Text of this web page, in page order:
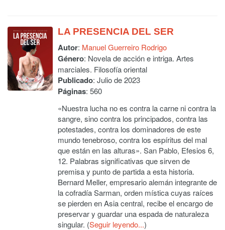
LA PRESENCIA DEL SER
Autor: Manuel Guerreiro Rodrigo
Género: Novela de acción e intriga. Artes
marciales. Filosofía oriental
Publicado: Julio de 2023
Páginas: 560
«Nuestra lucha no es contra la carne ni contra la
sangre, sino contra los principados, contra las
potestades, contra los dominadores de este
mundo tenebroso, contra los espíritus del mal
que están en las alturas». San Pablo, Efesios 6,
12. Palabras significativas que sirven de
premisa y punto de partida a esta historia.
Bernard Meller, empresario alemán integrante de
la cofradía Sarman, orden mística cuyas raíces
se pierden en Asia central, recibe el encargo de
preservar y guardar una espada de naturaleza
singular. (Seguir leyendo...)